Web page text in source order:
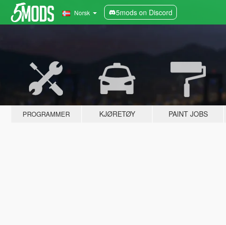
Norsk 5mods on Discord
PROGRAMMER KJØRETØY PAINT JOBS